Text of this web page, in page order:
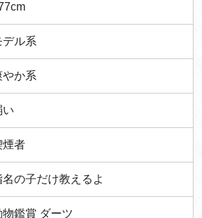
デル系
やか系
い
煙者
名の子だけ教えるよ
物鑑賞 ダーツ